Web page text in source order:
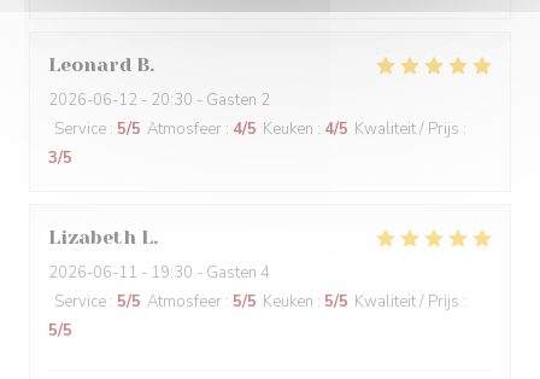
Leonard B
2026-06-12 - 20:30 - Gasten 2
Service : 5/5 Atmosfeer : 4/5 Keuken : 4/5 Kwaliteit / Prijs :
3/5
Lizabeth L
2026-06-11 - 19:30 - Gasten 4
Service : 5/5 Atmosfeer : 5/5 Keuken : 5/5 Kwaliteit / Prijs :
5/5